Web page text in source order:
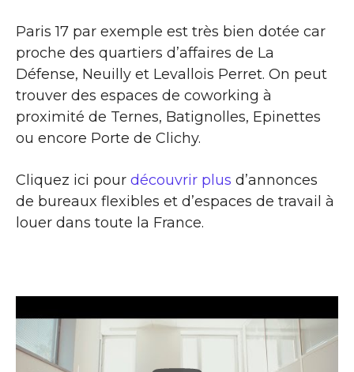
Paris 17 par exemple est très bien dotée car
proche des quartiers d’affaires de La
Défense, Neuilly et Levallois Perret. On peut
trouver des espaces de coworking à
proximité de Ternes, Batignolles, Epinettes
ou encore Porte de Clichy.
Cliquez ici pour découvrir plus d’annonces
de bureaux flexibles et d’espaces de travail à
louer dans toute la France.